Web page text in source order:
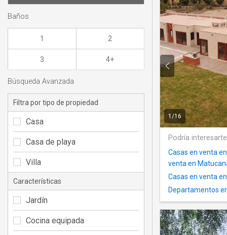
1 /16
Podría
Casas en venta
venta en
Casas en venta
Departamentos
Baños
1 2
3 4+
Búsqueda Avanzada
Filtra por tipo de propiedad
Casa
Casa de playa
Villa
Características
Jardín
Cocina equipada